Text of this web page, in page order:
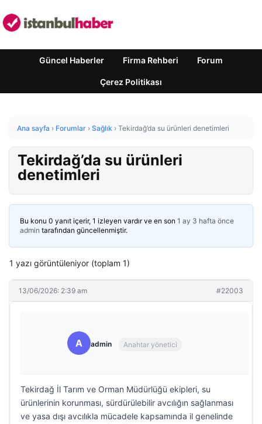
Güncel Haberler Firma Rehberi Forum
Çerez Politikası
Ana sayfa › Forumlar › Sağlık › Tekirdağ’da su ürünleri denetimleri
Tekirdağ’da su ürünleri
denetimleri
Bu konu 0 yanıt içerir, 1 izleyen vardır ve en son 1 ay 3 hafta önce
admin tarafından güncellenmiştir.
1 yazı görüntüleniyor (toplam 1)
13/06/2026: 2:39 am #22003
A admin Anahtar yönetici
Tekirdağ İl Tarım ve Orman Müdürlüğü ekipleri, su
ürünlerinin korunması, sürdürülebilir avcılığın sağlanması
ve yasa dışı avcılıkla mücadele kapsamında il genelinde